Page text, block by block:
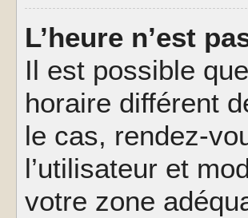
L’heure n’est
Il est possible
horaire différent
le cas, rendez-
l’utilisateur et
votre zone